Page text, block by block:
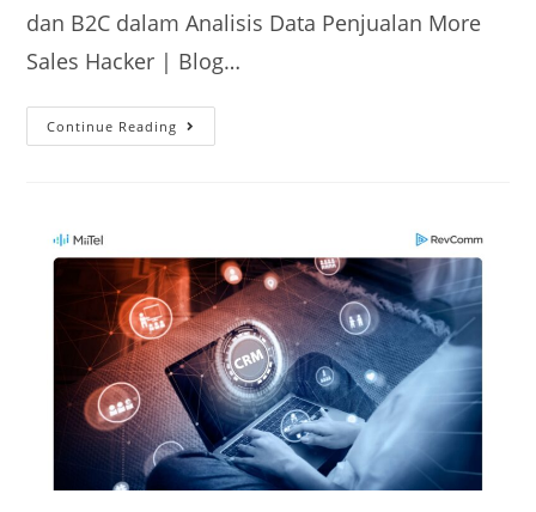
dan B2C dalam Analisis Data Penjualan More
Sales Hacker | Blog…
Continue Reading